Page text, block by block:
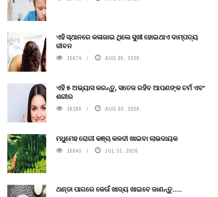
ଏହି ସ୍ଥାନରେ କଳାଜାଇ ଥିଲେ ସୁଖୀ ହୋଇଥାଏ ଦାମ୍ପତ୍ୟ
ଜୀବନ
15674 AUG 05, 2026
ଏହି ୫ ଅଭ୍ୟାସ କରନ୍ତୁ, ସତେଜ ରହିବ ଆପଣଙ୍କ ଚର୍ମ ଏବଂ
ଶରୀର
16189 AUG 02, 2026
ମଧୁମେହ ରୋଗୀ କଞ୍ଚା କଳଦୀ ଖାଇବା ଲାଭଦାୟକ
15043 JUL 31, 2026
ଥଣ୍ଡା ପାଗରେ କେଉଁ ଖାଦ୍ୟ ଖାଇବେ ଜାଣନ୍ତୁ.....